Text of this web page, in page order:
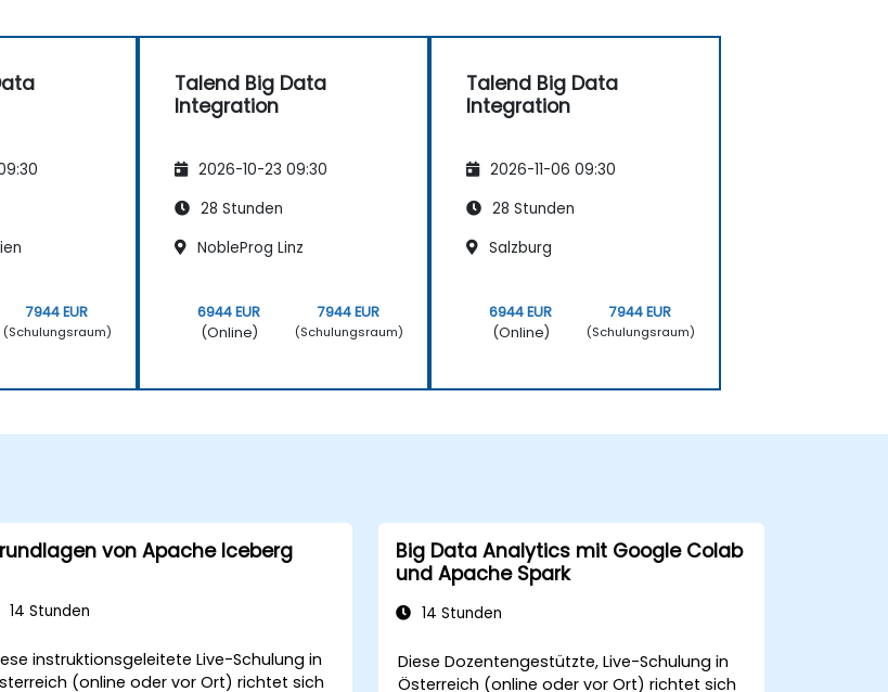
7944 EUR
(Schulungsraum)
Talend Big Data
Integration
2026-10-23 09:30
28 Stunden
NobleProg Linz
6944 EUR
(Online)
7944 EUR
(Schulungsraum)
Talend Big Data
Integration
2026-11-06 09:30
28 Stunden
Salzburg
6944 EUR
(Online)
7944 EUR
(Schulungsraum)
von Apache Iceberg
14 Stunden
instruktionsgeleitete Live-Schulung in
(online oder vor Ort) richtet sich
Big Data Analytics mit Google Colab
und Apache Spark
14 Stunden
Diese Dozentengestützte, Live-Schulung in
Österreich (online oder vor Ort) richtet sich